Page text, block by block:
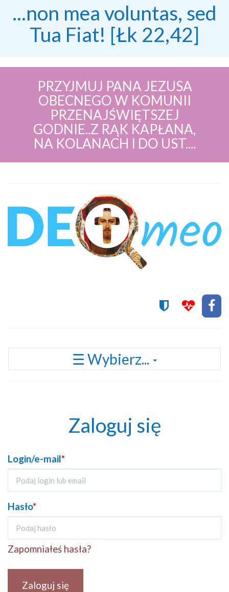
...non mea voluntas, sed
Tua Fiat! [Łk 22,42]
PRZYJMUJ PANA JEZUSA
OBECNEGO W KOMUNII
PRZENAJŚWIĘTSZEJ
GODNIE..Z RĄK KAPŁANA,
NA KOLANACH I DO UST....
Przełącz
☰ Wybierz...
Zaloguj się
Login/e-mail*
Hasło*
Zapomniałeś hasła?
Zaloguj się